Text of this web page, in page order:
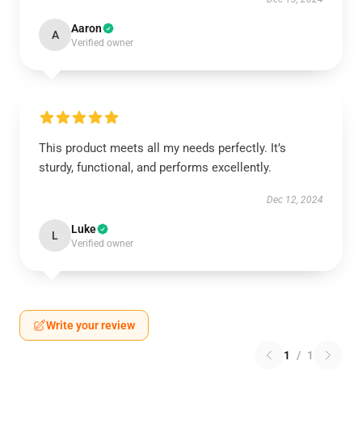
A Aaron
Verified owner
This product meets all my needs perfectly. It’s
sturdy, functional, and performs excellently.
Dec 12, 2024
L Luke
Verified owner
Write your review
1 / 1